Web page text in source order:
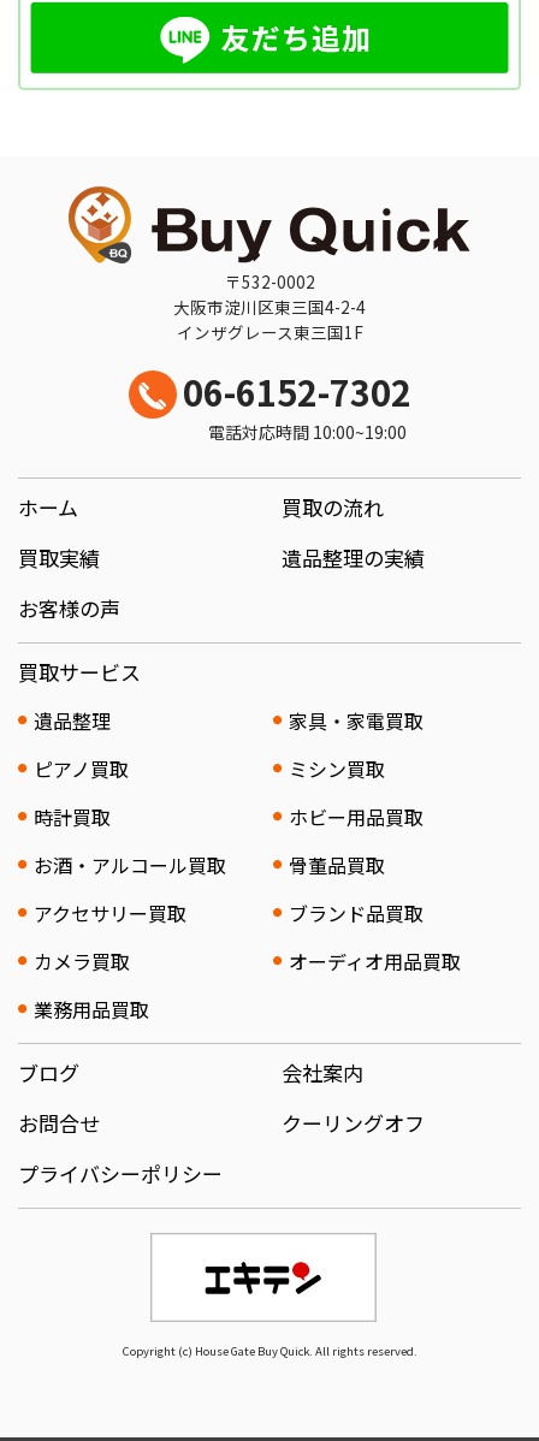
〒532-0002
大阪市淀川区東三国4-2-4
インザグレース東三国1F
06-6152-7302
電話対応時間 10:00~19:00
ホーム
買取の流れ
買取実績
遺品整理の実績
お客様の声
買取サービス
遺品整理
家具・家電買取
ピアノ買取
ミシン買取
時計買取
ホビー用品買取
お酒・アルコール買取
骨董品買取
アクセサリー買取
ブランド品買取
カメラ買取
オーディオ用品買取
業務用品買取
ブログ
会社案内
お問合せ
クーリングオフ
プライバシーポリシー
Copyright (c) House Gate Buy Quick. All rights reserved.